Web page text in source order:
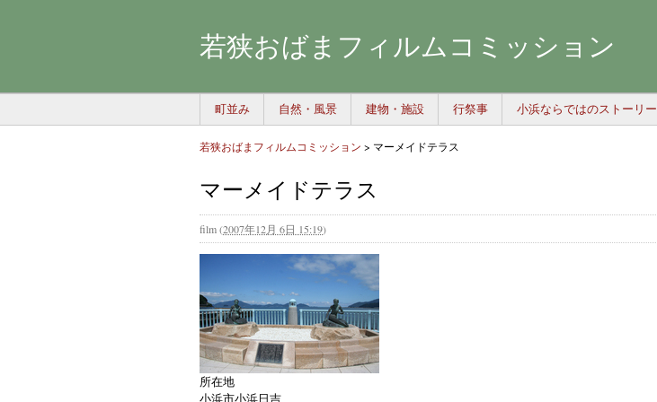
若狭おばまフィルムコミッション
町並み 自然・風景 建物・施設 行祭事 小浜ならではのストーリー
若狭おばまフィルムコミッション > マーメイドテラス
マーメイドテラス
film(2007年12月 6日 15:19)
所在地
小浜市小浜日吉